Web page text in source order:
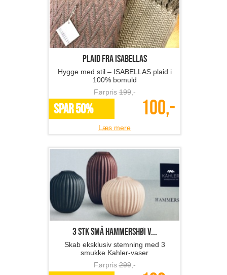
Plaid fra ISABELLAS
Hygge med stil – ISABELLAS plaid i
100% bomuld
Førpris199,-
SPAR 50% 100,-
Læs mere
3 stk små Hammershøi v...
Skab eksklusiv stemning med 3
smukke Kahler-vaser
Førpris299,-